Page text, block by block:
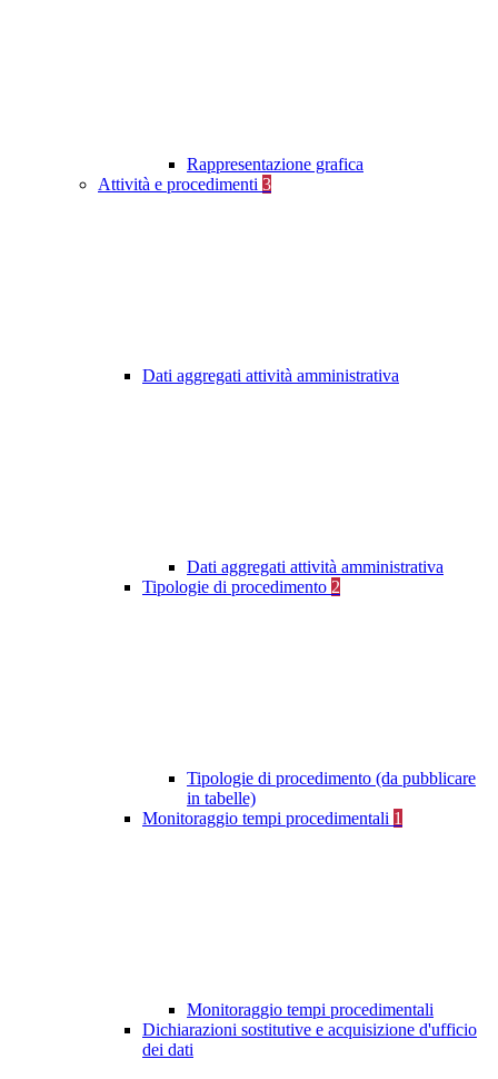
Rappresentazione grafica
Attività e procedimenti 3
Dati aggregati attività amministrativa
Dati aggregati attività amministrativa
Tipologie di procedimento 2
Tipologie di procedimento (da pubblicare
in tabelle)
Monitoraggio tempi procedimentali 1
Monitoraggio tempi procedimentali
Dichiarazioni sostitutive e acquisizione d'ufficio
dei dati